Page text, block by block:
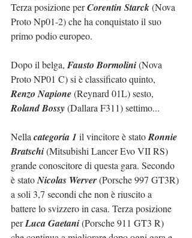
Terza posizione per Corentin Starck (Nova
Proto Np01-2) che ha conquistato il suo
primo podio europeo.
Dopo il belga, Fausto Bormolini (Nova
Proto NP01 C) si è classificato quinto,
Renzo Napione (Reynard 01L) sesto,
Roland Bossy (Dallara F311) settimo...
Nella categoria 1 il vincitore è stato Ronnie
Bratschi (Mitsubishi Lancer Evo VII RS)
grande conoscitore di questa gara. Secondo
è stato Nicolas Werver (Porsche 997 GT3R)
a soli 3,7 secondi che non è riuscito a
battere lo svizzero in casa. Terza posizione
per Luca Gaetani (Porsche 911 GT3 R)